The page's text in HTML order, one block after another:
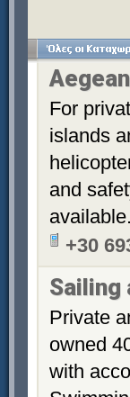
For
islands
and
available.
+30
Sailing
Private
owned
with